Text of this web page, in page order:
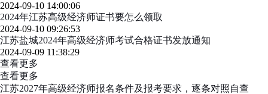
2024-09-10 14:00:06
2024年江苏高级经济师证书要怎么领取
2024-09-10 09:26:53
江苏盐城2024年高级经济师考试合格证书发放通知
2024-09-09 11:38:29
查看更多
查看更多
江苏2027年高级经济师报名条件及报考要求，逐条对照自查